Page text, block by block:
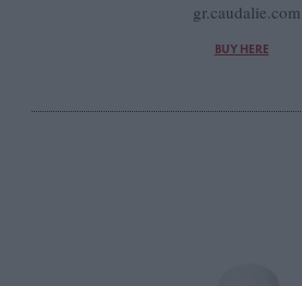
gr.caudalie.com
BUY HERE